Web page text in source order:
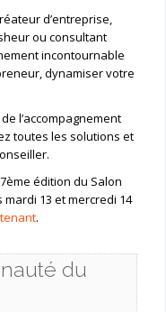
d’entreprise,
ou consultant
incontournable
dynamiser votre
l’accompagnement
toutes les solutions et
édition du Salon
mardi 13 et mercredi 14
.
du